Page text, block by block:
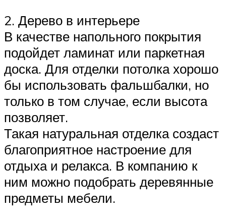
2. Дерево в интерьере
В качестве напольного покрытия
подойдет ламинат или паркетная
доска. Для отделки потолка хорошо
бы использовать фальшбалки, но
только в том случае, если высота
позволяет.
Такая натуральная отделка создаст
благоприятное настроение для
отдыха и релакса. В компанию к
ним можно подобрать деревянные
предметы мебели.